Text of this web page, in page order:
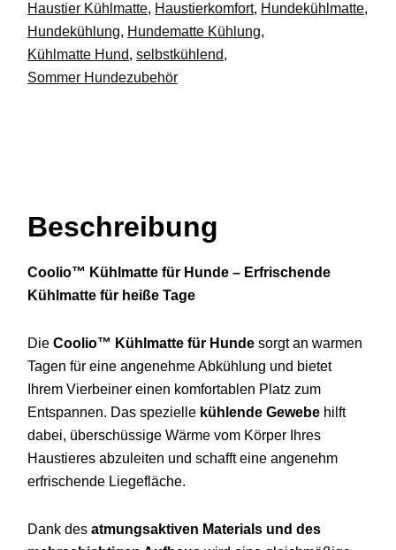
Druckaktiviert
&
Extra
Komfort!
Haustier Kühlmatte, Haustierkomfort, Hundekühlmatte,
Hundekühlung, Hundematte Kühlung,
Kühlmatte Hund, selbstkühlend,
Sommer Hundezubehör
Beschreibung
Coolio™ Kühlmatte für Hunde – Erfrischende
Kühlmatte für heiße Tage
Die Coolio™ Kühlmatte für Hunde sorgtan warmen
Tagen für eine angenehmeAbkühlung und bietet
Ihrem Vierbeiner einen komfortablen Platz zum
Entspannen. Das spezielle kühlende Gewebe hilft
dabei, überschüssige Wärme vom Körper Ihres
Haustieres abzuleiten und schaffteine angenehm
erfrischende Liegefläche.
Dank des atmungsaktiven Materials und des